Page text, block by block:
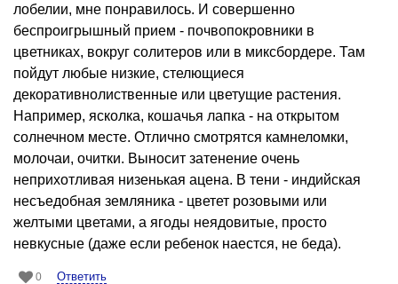
лобелии, мне понравилось. И совершенно
беспроигрышный прием - почвопокровники в
цветниках, вокруг солитеров или в миксбордере. Там
пойдут любые низкие, стелющиеся
декоративнолиственные или цветущие растения.
Например, ясколка, кошачья лапка - на открытом
солнечном месте. Отлично смотрятся камнеломки,
молочаи, очитки. Выносит затенение очень
неприхотливая низенькая ацена. В тени - индийская
несъедобная земляника - цветет розовыми или
желтыми цветами, а ягоды неядовитые, просто
невкусные (даже если ребенок наестся, не беда).
0 Ответить